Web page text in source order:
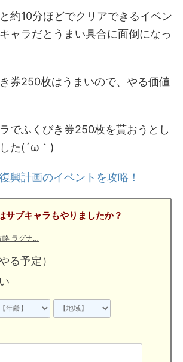
約10分ほどでクリアできるイベン
ャラだとうまい具合に面倒になっ
券250枚はうまいので、やる価値
でふくびき券250枚を貰おうとし
た(´ω｀)
興計画のイベントを攻略！
サブキャラもやりましたか？
略 ラグナ…
る予定）